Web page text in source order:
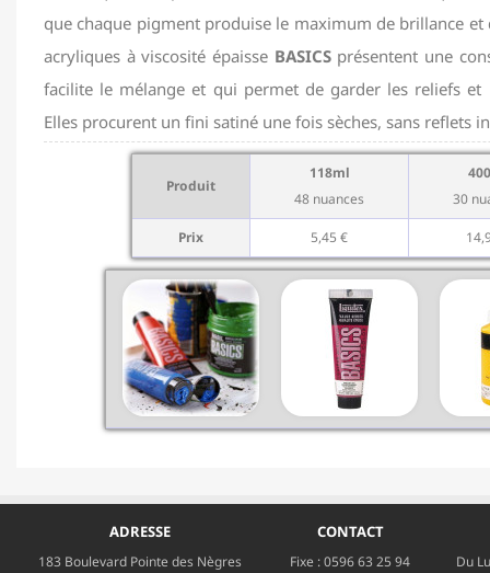
que chaque pigment produise le maximum de brillance et
acryliques à viscosité épaisse BASICSprésentent une
facilite le mélange et qui permet de garder les reliefs et
Elles procurent un fini satiné une fois sèches, sans reflets
Produit
118ml
48 nuances
30
Prix 5,45 €
ADRESSE
183 Boulevard Pointe des Nègres
CONTACT
Fixe :0596 63 25 94
Du